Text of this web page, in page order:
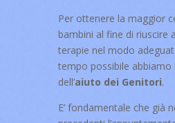
Per ottenere la maggior
bambini al fine di riuscire
terapie nel modo
tempo possibile abbiamo
dell’aiuto dei Genitori.
E’ fondamentale che già